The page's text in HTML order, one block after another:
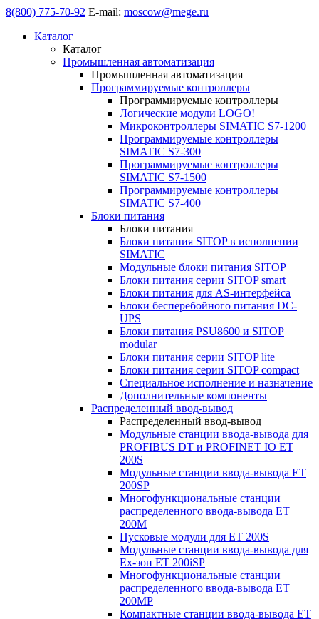
8(800) 775-70-92 E-mail: moscow@mege.ru
Каталог
Каталог
Промышленная автоматизация
Промышленная автоматизация
Программируемые контроллеры
Программируемые контроллеры
Логические модули LOGO!
Микроконтроллеры SIMATIC S7-1200
Программируемые контроллеры
SIMATIC S7-300
Программируемые контроллеры
SIMATIC S7-1500
Программируемые контроллеры
SIMATIC S7-400
Блоки питания
Блоки питания
Блоки питания SITOP в исполнении
SIMATIC
Модульные блоки питания SITOP
Блоки питания серии SITOP smart
Блоки питания для AS-интерфейса
Блоки бесперебойного питания DC-
UPS
Блоки питания PSU8600 и SITOP
modular
Блоки питания серии SITOP lite
Блоки питания серии SITOP compact
Специальное исполнение и назначение
Дополнительные компоненты
Распределенный ввод-вывод
Распределенный ввод-вывод
Модульные станции ввода-вывода для
PROFIBUS DT и PROFINET IO ET
200S
Модульные станции ввода-вывода ET
200SP
Многофункциональные станции
распределенного ввода-вывода ET
200M
Пусковые модули для ET 200S
Модульные станции ввода-вывода для
Ex-зон ET 200iSP
Многофункциональные станции
распределенного ввода-вывода ET
200MP
Компактные станции ввода-вывода ET